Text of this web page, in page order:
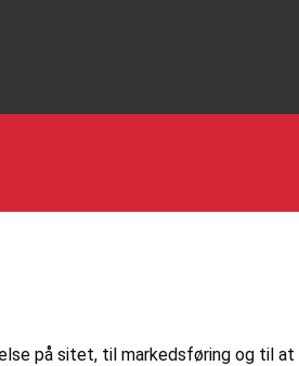
på sitet, til markedsføring og til at